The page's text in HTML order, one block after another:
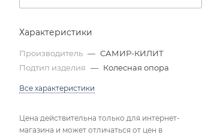
Характеристики
Производитель — САМИР-КИЛИТ
Подтип изделия — Колесная опора
Все характеристики
Цена действительна только для интернет-
магазина и может отличаться от цен в